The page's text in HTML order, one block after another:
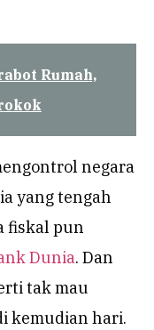
Rumah,
negara
yang tengah
fiskal pun
Dunia. Dan
tak mau
kemudian hari.